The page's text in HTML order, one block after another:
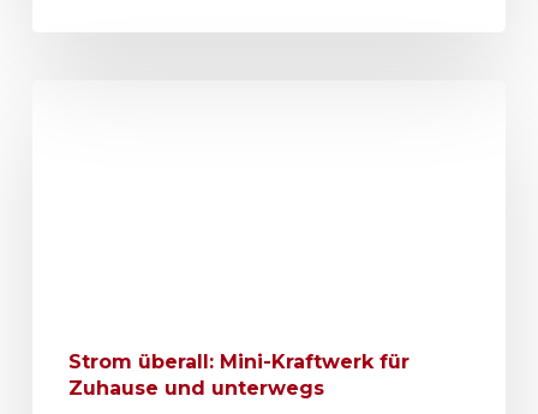
Strom überall: Mini-Kraftwerk für
Zuhause und unterwegs